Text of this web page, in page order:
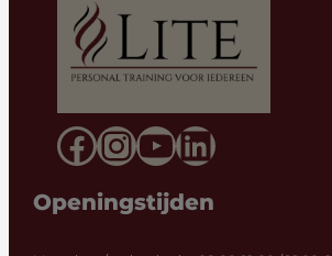
Facebook
Instagram
YouTube
LinkedIn
Openingstijden